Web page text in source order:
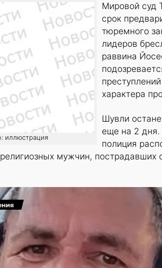
иллюстрация
Мировой суд
срок
тюремного
лидеров
раввина
характера
Шувли
еще на 2
полиция
мужчин, пострадавших